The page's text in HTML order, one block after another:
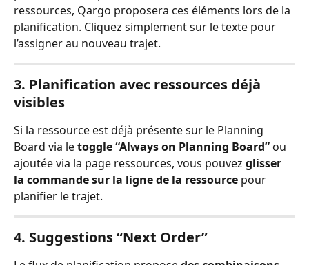
ressources, Qargo proposera ces éléments lors de la
planification. Cliquez simplement sur le texte pour
l’assigner au nouveau trajet.
3. Planification avec ressources déjà
visibles
Si la ressource est déjà présente sur le Planning
Board via le toggle “Always on Planning Board” ou
ajoutée via la page ressources, vous pouvez glisser
la commande sur la ligne de la ressource pour
planifier le trajet.
4. Suggestions “Next Order”